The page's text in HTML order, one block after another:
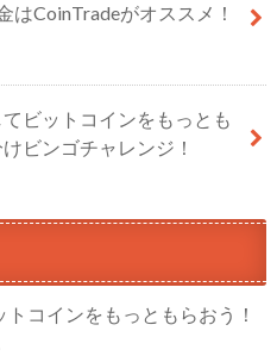
はCoinTradeがオススメ！
ビットコインをもっとも
ビンゴチャレンジ！
コインをもっともらおう！